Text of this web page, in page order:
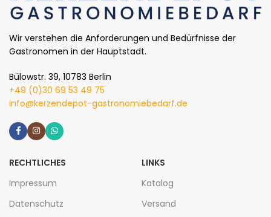
Wir verstehen die Anforderungen und Bedürfnisse der
Gastronomen in der Hauptstadt.
Bülowstr. 39, 10783 Berlin
+49 (0)30 69 53 49 75
info@kerzendepot-gastronomiebedarf.de
RECHTLICHES
Impressum
Datenschutz
LINKS
Katalog
Versand